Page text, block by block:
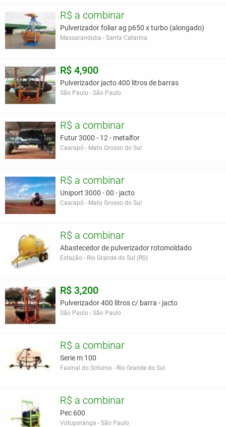
R$ a combinar
Pulverizador foliar ag p650 x turbo (alongado)
Massaranduba - Santa Catarina
R$ 4,900
Pulverizador jacto 400 litros de barras
São Paulo - São Paulo
R$ a combinar
Futur 3000 - 12 - metalfor
Caarapó - Mato Grosso do Sul
R$ a combinar
Uniport 3000 - 00 - jacto
Caarapó - Mato Grosso do Sul
R$ a combinar
Abastecedor de pulverizador rotomoldado
Estação - Rio Grande do Sul (RS)
R$ 3,200
Pulverizador 400 litros c/ barra - jacto
São Paulo - São Paulo
R$ a combinar
Serie m 100
Faxinal do Soturno - Rio Grande do Sul
R$ a combinar
Pec 600
Votuporanga - São Paulo